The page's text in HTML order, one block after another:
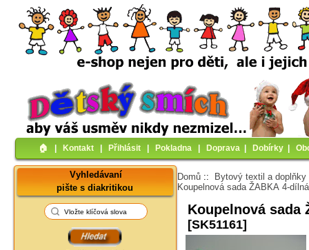
🏠︎ Kontakt Přihlásit Pokladna Doprava Dobírky
Vyhledávaní
pište s diakritikou
Domů :: Bytový textil a doplňky
Koupelnová sada ŽABKA 4-dílná
Koupelnová sada
[SK51161]